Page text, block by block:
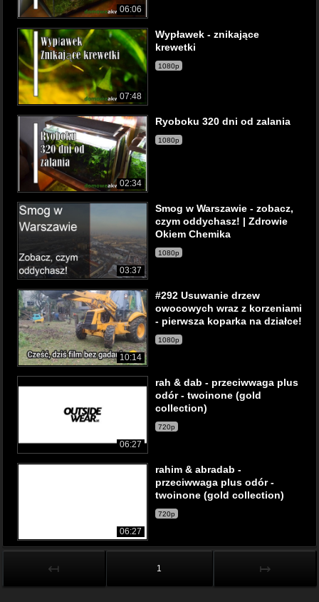
06:06
07:48
Wypławek - znikające
krewetki
1080p
02:34
Ryoboku 320 dni od zalania
1080p
03:37
Smog w Warszawie - zobacz,
czym oddychasz! | Zdrowie
Okiem Chemika
1080p
10:14
#292 Usuwanie drzew
owocowych wraz z korzeniami
- pierwsza koparka na działce!
1080p
06:27
rah & dab - przeciwwaga plus
odór - twoinone (gold
collection)
720p
06:27
rahim & abradab -
przeciwwaga plus odór -
twoinone (gold collection)
720p
↤ 1 ↦